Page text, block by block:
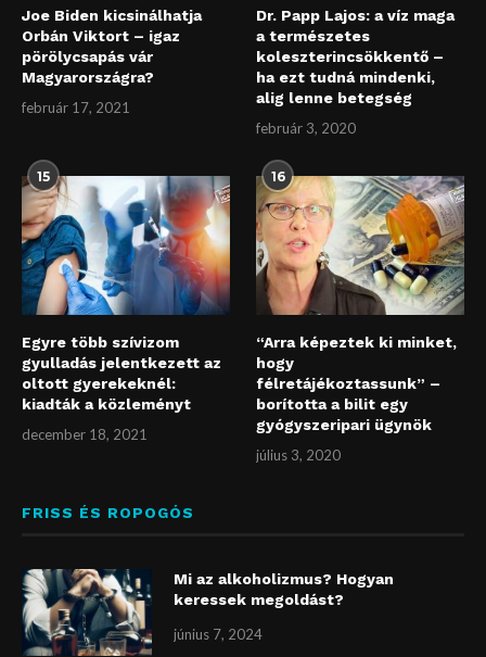
Joe Biden kicsinálhatja
Orbán Viktort – igaz
pörölycsapás vár
Magyarországra?
február 17, 2021
Dr. Papp Lajos: a víz maga
a természetes
koleszterincsökkentő –
ha ezt tudná mindenki,
alig lenne betegség
február 3, 2020
15
Egyre több szívizom
gyulladás jelentkezett az
oltott gyerekeknél:
kiadták a közleményt
december 18, 2021
16
“Arra képeztek ki minket,
hogy
félretájékoztassunk” –
borította a bilit egy
gyógyszeripari ügynök
július 3, 2020
FRISS ÉS ROPOGÓS
Mi az alkoholizmus? Hogyan
keressek megoldást?
június 7, 2024